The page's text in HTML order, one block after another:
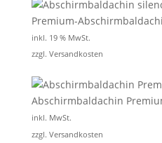
Premium-
inkl. 19 % MwSt.
zzgl. Versandkosten
Abschirmbaldachin
inkl. MwSt.
zzgl. Versandkosten